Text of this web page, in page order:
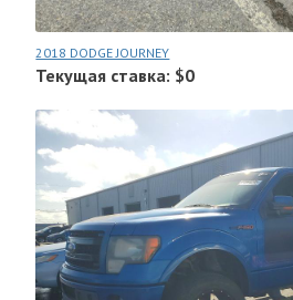
2018 DODGE JOURNEY
Текущая ставка: $0